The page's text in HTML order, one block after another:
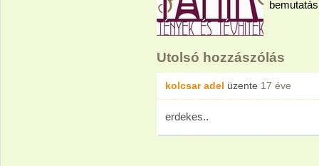
Utolsó hozzászólás
kolcsar adel üzente 17 éve
erdekes..